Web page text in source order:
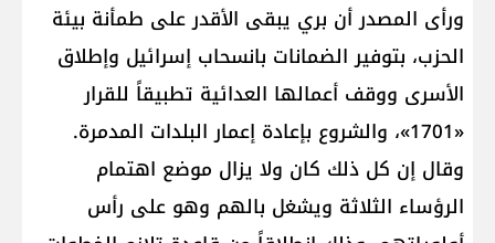
ورأى المصدر أن بري يبقى الأقدر على طمأنة بيئة
الحزب، بتوفير الضمانات بانسحاب إسرائيل وإطلاق
الأسرى ووقف أعمالها العدائية تطبيقاً للقرار
«1701»، والشروع بإعادة إعمار البلدات المدمرة.
وقال إن كل ذلك كان ولا يزال موضع اهتمام
الرؤساء الثلاثة ويشغل بالهم وهو على رأس